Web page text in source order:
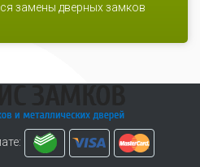
замены дверных замков